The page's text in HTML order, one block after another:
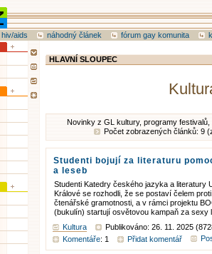
hiv/aids náhodný článek fórum gay komunita
HLAVNÍ SLOUPEC
Novinky z GL kultury, programy
Počet zobrazených článků: 9
Studenti bojují za literaturu
a leseb
Studenti Katedry českého jazyka a literatury
Králové se rozhodli, že se postaví čelem
čtenářské gramotnosti, a v rámci projektu
(bukulín) startují osvětovou kampaň za sexy
Kultura
Publikováno: 26. 11. 2025
Komentáře: 1 Přidat komentář